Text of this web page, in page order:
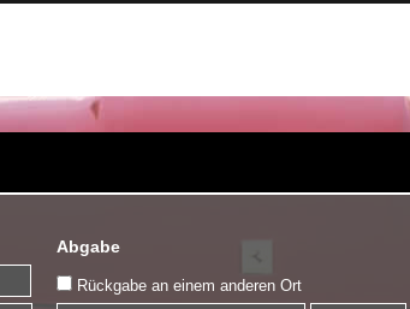
Abgabe
Rückgabe an einem anderen Ort